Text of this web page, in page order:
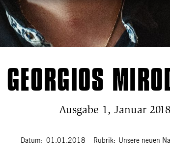
Ausgabe 1, Januar 2018
Datum 01.01.2018 Rubrik Unsere neuen